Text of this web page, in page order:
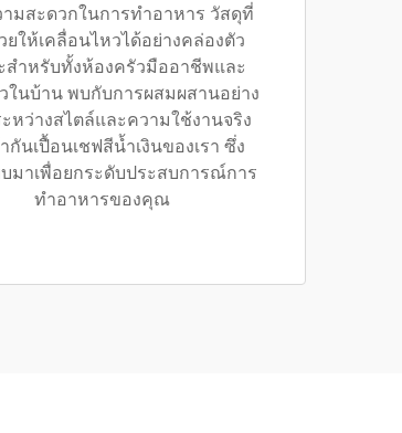
มสะดวกในการทำอาหาร วัสดุที่
ยให้เคลื่อนไหวได้อย่างคล่องตัว
สำหรับทั้งห้องครัวมืออาชีพและ
ในบ้าน พบกับการผสมผสานอย่าง
หว่างสไตล์และความใช้งานจริง
กันเปื้อนเชฟสีน้ำเงินของเรา ซึ่ง
มาเพื่อยกระดับประสบการณ์การ
ทำอาหารของคุณ